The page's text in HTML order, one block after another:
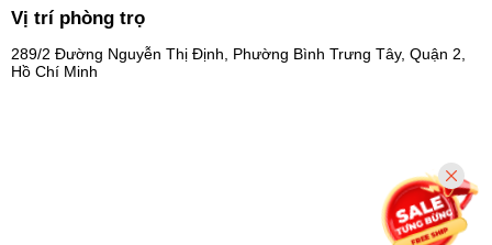
Vị trí phòng trọ
289/2 Đường Nguyễn Thị Định, Phường Bình Trưng Tây, Quận 2,
Hồ Chí Minh